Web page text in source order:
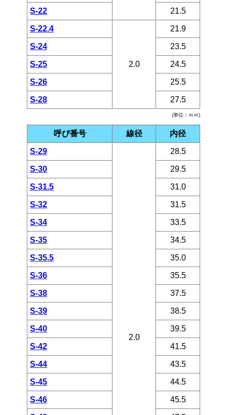
(単位：ｍｍ)
S-22 21.5
S-22.4
2.0
21.9
S-24 23.5
S-25 24.5
S-26 25.5
S-28 27.5
呼び番号 線径 内径
S-29
2.0
28.5
S-30 29.5
S-31.5 31.0
S-32 31.5
S-34 33.5
S-35 34.5
S-35.5 35.0
S-36 35.5
S-38 37.5
S-39 38.5
S-40 39.5
S-42 41.5
S-44 43.5
S-45 44.5
S-46 45.5